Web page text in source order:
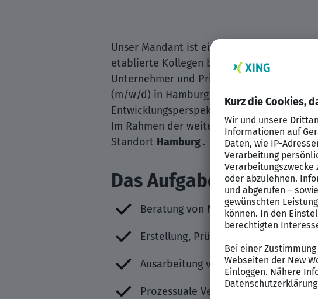
Unser Mandant ist eine Boutique mit der
etablierte Kollegen beraten ganzheitlich,
Unternehmer und Privatpersonen. Als
(m⁠/⁠w⁠/⁠d) in Hamburg gesucht. Es erwartet
Entwicklungsperspektive.
Im Rahmen der weiteren Entwicklung
Standort Hamburg .
Das Aufgabengebiet
Beratung von Mandanten in
Erstellung, Prüfung und
Ausarbeitung von Rechtsgutachten
Prozessuale Vertretung von